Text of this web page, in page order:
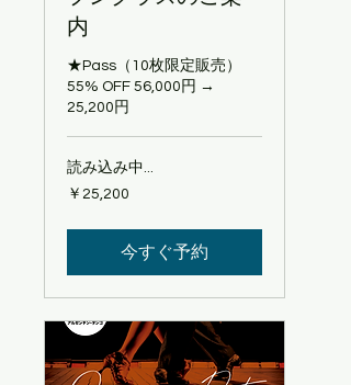
内
★Pass（10枚限定販売）
55% OFF 56,000円 →
25,200円
読み込み中...
25,200
円
￥25,200
今すぐ予約